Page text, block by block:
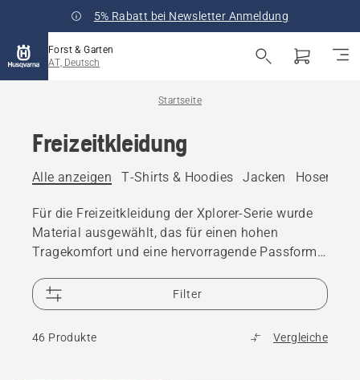
5% Rabatt bei Newsletter Anmeldung
Forst & Garten
AT, Deutsch
Startseite
Freizeitkleidung
Alle anzeigen T-Shirts & Hoodies Jacken Hosen
Für die Freizeitkleidung der Xplorer-Serie wurde
Material ausgewählt, das für einen hohen
Tragekomfort und eine hervorragende Passform
Filter
46 Produkte Vergleiche